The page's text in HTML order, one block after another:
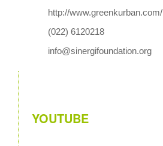
http://www.greenkurban.com/
(022) 6120218
info@sinergifoundation.org
YOUTUBE